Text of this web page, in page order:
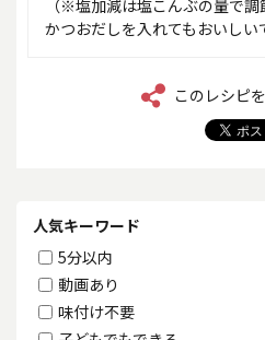
（※塩加減は塩こんぶの量で
かつおだしを入れてもおいしい
このレシピ
人気キーワード
5分以内
動画あり
味付け不要